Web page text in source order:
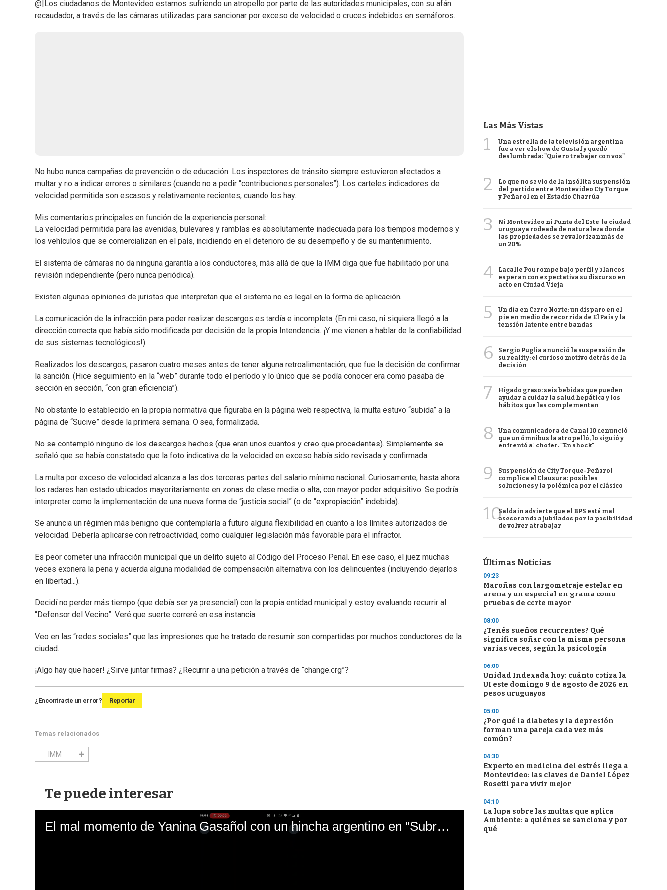
@|Los ciudadanos de Montevideo estamos sufriendo un atropello por parte de las autoridades municipales, con su afán
recaudador, a través de las cámaras utilizadas para sancionar por exceso de velocidad o cruces indebidos en semáforos.
No hubo nunca campañas de prevención o de educación. Los inspectores de tránsito siempre estuvieron afectados a
multar y no a indicar errores o similares (cuando no a pedir “contribuciones personales”). Los carteles indicadores de
velocidad permitida son escasos y relativamente recientes, cuando los hay.
Mis comentarios principales en función de la experiencia personal:
La velocidad permitida para las avenidas, bulevares y ramblas es absolutamente inadecuada para los tiempos modernos y
los vehículos que se comercializan en el país, incidiendo en el deterioro de su desempeño y de su mantenimiento.
El sistema de cámaras no da ninguna garantía a los conductores, más allá de que la IMM diga que fue habilitado por una
revisión independiente (pero nunca periódica).
Existen algunas opiniones de juristas que interpretan que el sistema no es legal en la forma de aplicación.
La comunicación de la infracción para poder realizar descargos es tardía e incompleta. (En mi caso, ni siquiera llegó a la
dirección correcta que había sido modificada por decisión de la propia Intendencia. ¡Y me vienen a hablar de la confiabilidad
de sus sistemas tecnológicos!).
Realizados los descargos, pasaron cuatro meses antes de tener alguna retroalimentación, que fue la decisión de confirmar
la sanción. (Hice seguimiento en la “web” durante todo el período y lo único que se podía conocer era como pasaba de
sección en sección, “con gran eficiencia”).
No obstante lo establecido en la propia normativa que figuraba en la página web respectiva, la multa estuvo “subida” a la
página de “Sucive” desde la primera semana. O sea, formalizada.
No se contempló ninguno de los descargos hechos (que eran unos cuantos y creo que procedentes). Simplemente se
señaló que se había constatado que la foto indicativa de la velocidad en exceso había sido revisada y confirmada.
La multa por exceso de velocidad alcanza a las dos terceras partes del salario mínimo nacional. Curiosamente, hasta ahora
los radares han estado ubicados mayoritariamente en zonas de clase media o alta, con mayor poder adquisitivo. Se podría
interpretar como la implementación de una nueva forma de “justicia social” (o de “expropiación” indebida).
Se anuncia un régimen más benigno que contemplaría a futuro alguna flexibilidad en cuanto a los límites autorizados de
velocidad. Debería aplicarse con retroactividad, como cualquier legislación más favorable para el infractor.
Es peor cometer una infracción municipal que un delito sujeto al Código del Proceso Penal. En ese caso, el juez muchas
veces exonera la pena y acuerda alguna modalidad de compensación alternativa con los delincuentes (incluyendo dejarlos
en libertad...).
Decidí no perder más tiempo (que debía ser ya presencial) con la propia entidad municipal y estoy evaluando recurrir al
“Defensor del Vecino”. Veré que suerte correré en esa instancia.
Veo en las “redes sociales” que las impresiones que he tratado de resumir son compartidas por muchos conductores de la
ciudad.
¡Algo hay que hacer! ¿Sirve juntar firmas? ¿Recurrir a una petición a través de “change.org”?
¿Encontraste un error? Reportar
Temas relacionados
IMM
Te puede interesar
El mal momento de Yanina Gasañol con un hincha argentino en "Subrayado"
Las Más Vistas
1
Una estrella de la televisión argentina
fue a ver el show de Gustaf y quedó
deslumbrada: "Quiero trabajar con vos"
2
Lo que no se vio de la insólita suspensión
del partido entre Montevideo Cty Torque
y Peñarol en el Estadio Charrúa
3
Ni Montevideo ni Punta del Este: la ciudad
uruguaya rodeada de naturaleza donde
las propiedades se revalorizan más de
un 20%
4
Lacalle Pou rompe bajo perfil y blancos
esperan con expectativa su discurso en
acto en Ciudad Vieja
5
Un día en Cerro Norte: un disparo en el
pie en medio de recorrida de El País y la
tensión latente entre bandas
6
Sergio Puglia anunció la suspensión de
su reality: el curioso motivo detrás de la
decisión
7
Hígado graso: seis bebidas que pueden
ayudar a cuidar la salud hepática y los
hábitos que las complementan
8
Una comunicadora de Canal 10 denunció
que un ómnibus la atropelló, lo siguió y
enfrentó al chofer: "En shock"
9
Suspensión de City Torque-Peñarol
complica el Clausura: posibles
soluciones y la polémica por el clásico
10Saldain advierte que el BPS está mal
asesorando a jubilados por la posibilidad
de volver a trabajar
Últimas Noticias
09:23
Maroñas con largometraje estelar en
arena y un especial en grama como
pruebas de corte mayor
08:00
¿Tenés sueños recurrentes? Qué
significa soñar con la misma persona
varias veces, según la psicología
06:00
Unidad Indexada hoy: cuánto cotiza la
UI este domingo 9 de agosto de 2026 en
pesos uruguayos
05:00
¿Por qué la diabetes y la depresión
forman una pareja cada vez más
común?
04:30
Experto en medicina del estrés llega a
Montevideo: las claves de Daniel López
Rosetti para vivir mejor
04:10
La lupa sobre las multas que aplica
Ambiente: a quiénes se sanciona y por
qué